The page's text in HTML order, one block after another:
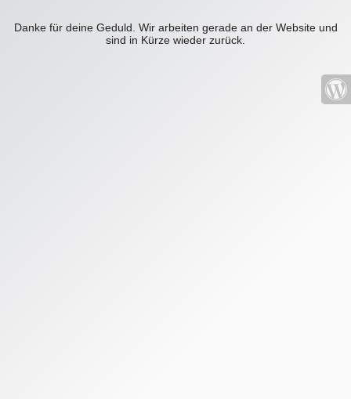
Danke für deine Geduld. Wir arbeiten gerade an der Website und
sind in Kürze wieder zurück.